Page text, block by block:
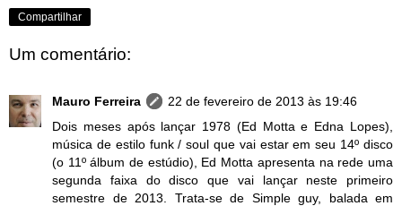
Compartilhar
Um comentário:
Mauro Ferreira
22 de fevereiro de 2013 às 19:46
Dois meses após lançar 1978 (Ed Motta e Edna Lopes),
música de estilo funk / soul que vai estar em seu 14º disco
(o 11º álbum de estúdio), Ed Motta apresenta na rede uma
segunda faixa do disco que vai lançar neste primeiro
semestre de 2013. Trata-se de Simple guy, balada em